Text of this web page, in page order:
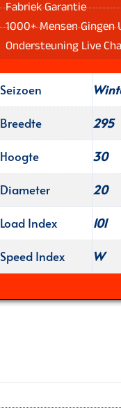
Fabriek Garantie
1000+ Mensen Gingen
Ondersteuning Live
Seizoen
Breedte
295
Hoogte
30
Diameter
20
Load Index
101
Speed Index
W